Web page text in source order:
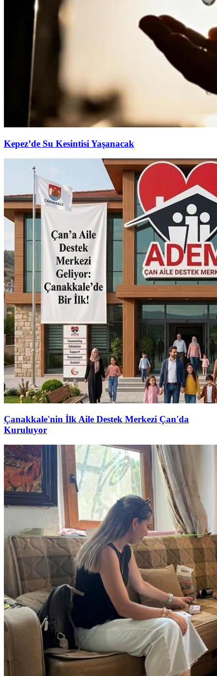
Kepez’de Su Kesintisi Yaşanacak
Çanakkale'nin İlk Aile Destek Merkezi Çan'da
Kuruluyor